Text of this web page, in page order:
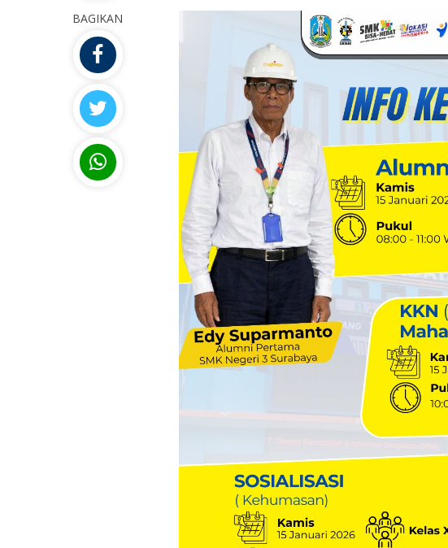
BAGIKAN